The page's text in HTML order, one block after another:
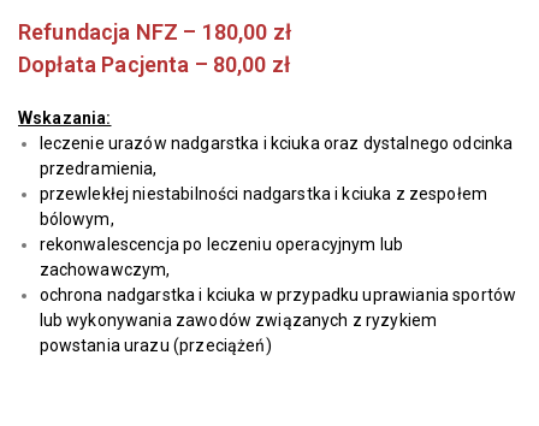
Refundacja NFZ – 180,00 zł
Dopłata Pacjenta – 80,00 zł
Wskazania:
leczenie urazów nadgarstka i kciuka oraz dystalnego odcinka
przedramienia,
przewlekłej niestabilności nadgarstka i kciuka z zespołem
bólowym,
rekonwalescencja po leczeniu operacyjnym lub
zachowawczym,
ochrona nadgarstka i kciuka w przy­padku uprawiania sportów
lub wykonywania zawodów związanych z ryzykiem
powstania urazu (przeciążeń)